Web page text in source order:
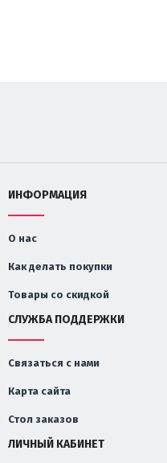
ИНФОРМАЦИЯ
О нас
Как делать покупки
Товары со скидкой
СЛУЖБА ПОДДЕРЖКИ
Связаться с нами
Карта сайта
Стол заказов
ЛИЧНЫЙ КАБИНЕТ